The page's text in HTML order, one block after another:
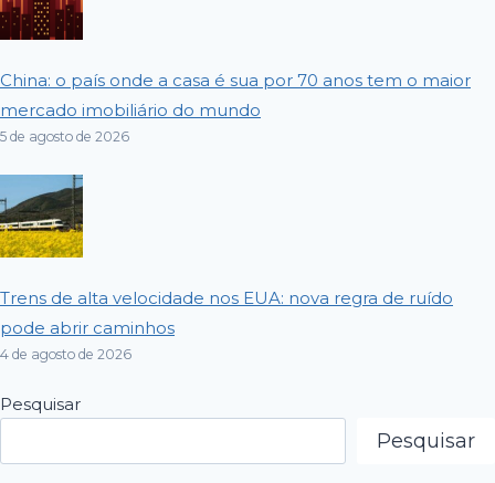
China: o país onde a casa é sua por 70 anos tem o maior
mercado imobiliário do mundo
5 de agosto de 2026
Trens de alta velocidade nos EUA: nova regra de ruído
pode abrir caminhos
4 de agosto de 2026
Pesquisar
Pesquisar